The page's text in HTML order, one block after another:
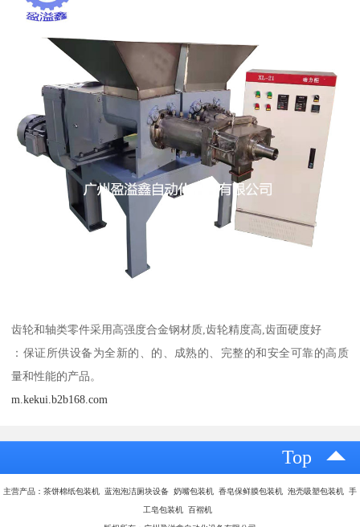
齿轮和轴类零件采用高强度合金钢材质,齿轮精度高,齿面硬度好
：保证所供设备为全新的、的、成熟的、完整的和安全可靠的高质
量和性能的产品。
m.kekui.b2b168.com
Top
主营产品：茶饼棉纸包装机 蓝泡泡洁厕块设备 奶嘴包装机 香皂保鲜膜包装机 泡壳吸塑包装机 手
工皂包装机 百褶机